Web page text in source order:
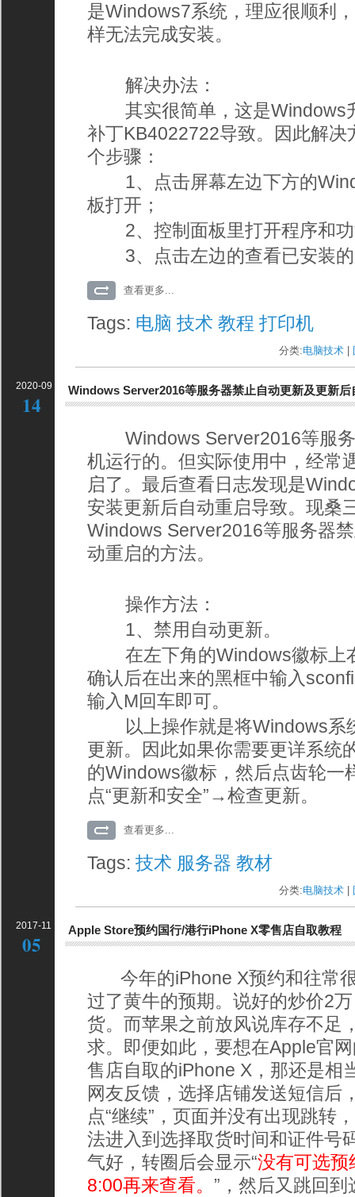
是Windows7系统，理应很顺利
样无法完成安装。
解决办法：
其实很简单，这是Windows
补丁KB4022722导致。因此解
个步骤：
1、点击屏幕左边下方的
板打开；
2、控制面板里打开程序和
3、点击左边的查看已安装的
查看更多...
Tags: 电脑 技术 教程 打印机
分类:电脑技术
2020-09
14
Windows Server2016等服务器禁止自动更新及更新后
Windows Server2016等服务
机运行的。但实际使用中，经常
启了。最后查看日志发现是
安装更新后自动重启导致。现桑
Windows Server2016等服务器
动重启的方法。
操作方法：
1、禁用自动更新。
在左下角的Windows徽标上
确认后在出来的黑框中输入
输入M回车即可。
以上操作就是将Windows系
更新。因此如果你需要更详系统
的Windows徽标，然后点齿轮一
点“更新和安全”→检查更新。
查看更多...
Tags:技术 服务器 教材
分类:电脑技术
2017-11
05
Apple Store预约国行/港行iPhone X零售店自取教程
今年的iPhone X预约和往常
过了黄牛的预期。说好的炒价2
货。而苹果之前放风说库存不足
求。即便如此，要想在Apple官
售店自取的iPhone X，那还是相
网友反馈，选择店铺发送短信后
点“继续”，页面并没有出现跳转
法进入到选择取货时间和证件号
气好，转圈后会显示“没有可选预
8:00再来查看。 ”，然后又跳回